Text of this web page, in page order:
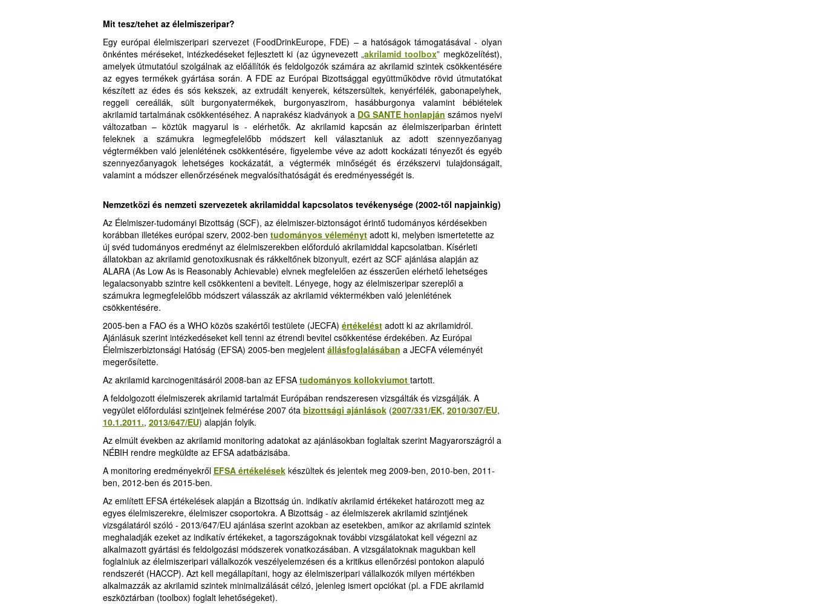
Mit tesz/tehet az élelmiszeripar?
Egy európai élelmiszeripari szervezet (FoodDrinkEurope, FDE) – a hatóságok támogatásával - olyan
önkéntes méréseket, intézkedéseket fejlesztett ki (az úgynevezett„akrilamid toolbox” megközelítést),
amelyek útmutatóul szolgálnak az előállítók és feldolgozók számára az akrilamid szintek csökkentésére
az egyes termékek gyártása során. A FDE az Európai Bizottsággal együttműködve rövid útmutatókat
készített az édes és sós kekszek, az extrudált kenyerek, kétszersültek, kenyérfélék, gabonapelyhek,
reggeli cereáliák, sült burgonyatermékek, burgonyaszirom, hasábburgonya valamint bébiételek
akrilamid tartalmának csökkentéséhez. A naprakész kiadványok a DG SANTE honlapján számos nyelvi
változatban – köztük magyarul is - elérhetők. Az akrilamid kapcsán az élelmiszeriparban érintett
feleknek a számukra legmegfelelőbb módszert kell választaniuk az adott szennyezőanyag
végtermékben való jelenlétének csökkentésére, figyelembe véve az adott kockázati tényezőt és egyéb
szennyezőanyagok lehetséges kockázatát, a végtermék minőségét és érzékszervi tulajdonságait,
valamint a módszer ellenőrzésének megvalósíthatóságát és eredményességét is.
Nemzetközi és nemzeti szervezetek akrilamiddal kapcsolatos tevékenysége(2002-től napjainkig)
Az Élelmiszer-tudományi Bizottság (SCF), az élelmiszer-biztonságot érintő tudományos kérdésekben
korábban illetékes európai szerv, 2002-ben tudományos véleményt adott ki, melyben ismertetette az
új svéd tudományos eredményt az élelmiszerekben előforduló akrilamiddal kapcsolatban. Kísérleti
állatokban az akrilamid genotoxikusnak és rákkeltőnek bizonyult, ezért az SCF ajánlása alapján az
ALARA (As Low As is Reasonably Achievable) elvnek megfelelően az ésszerűen elérhető lehetséges
legalacsonyabb szintre kell csökkenteni a bevitelt. Lényege, hogy az élelmiszeripar szereplői a
számukra legmegfelelőbb módszert válasszák az akrilamid véktermékben való jelenlétének
csökkentésére.
2005-ben a FAO és a WHO közös szakértői testülete (JECFA) értékelést adott ki az akrilamidról.
Ajánlásuk szerint intézkedéseket kell tenni az étrendi bevitel csökkentése érdekében. Az Európai
Élelmiszerbiztonsági Hatóság (EFSA) 2005-ben megjelent állásfoglalásában a JECFA véleményét
megerősítette.
Az akrilamid karcinogenitásáról 2008-ban az EFSA tudományos kollokviumot tartott.
A feldolgozott élelmiszerek akrilamid tartalmát Európában rendszeresen vizsgálták és vizsgálják. A
vegyület előfordulási szintjeinek felmérése 2007 óta bizottsági ajánlások(2007/331/EK, 2010/307/EU,
10.1.2011., 2013/647/EU) alapján folyik.
Az elmúlt években az akrilamid monitoring adatokat az ajánlásokban foglaltak szerint Magyarországról a
NÉBIH rendre megküldte az EFSA adatbázisába.
A monitoring eredményekről EFSA értékelésekkészültek és jelentek meg 2009-ben, 2010-ben, 2011-
ben, 2012-ben és 2015-ben.
Az említett EFSA értékelések alapján a Bizottság ún. indikatív akrilamid értékeket határozott meg az
egyes élelmiszerekre, élelmiszer csoportokra. A Bizottság - az élelmiszerek akrilamid szintjének
vizsgálatáról szóló - 2013/647/EU ajánlása szerint azokban az esetekben, amikor az akrilamid szintek
meghaladják ezeket az indikatív értékeket, a tagországoknak további vizsgálatokat kell végezni az
alkalmazott gyártási és feldolgozási módszerek vonatkozásában. A vizsgálatoknak magukban kell
foglalniuk az élelmiszeripari vállalkozók veszélyelemzésen és a kritikus ellenőrzési pontokon alapuló
rendszerét (HACCP). Azt kell megállapítani, hogy az élelmiszeripari vállalkozók milyen mértékben
alkalmazzák az akrilamid szintek minimalizálását célzó, jelenleg ismert opciókat (pl. a FDE akrilamid
eszköztárban (toolbox) foglalt lehetőségeket).